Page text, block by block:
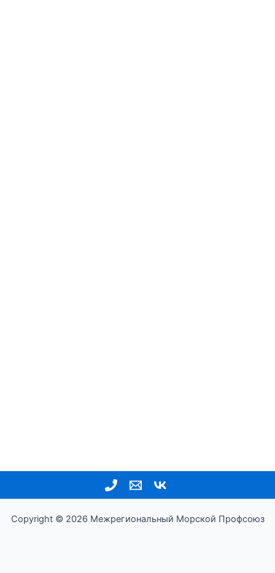
Copyright © 2026 Межрегиональный Морской Профсоюз